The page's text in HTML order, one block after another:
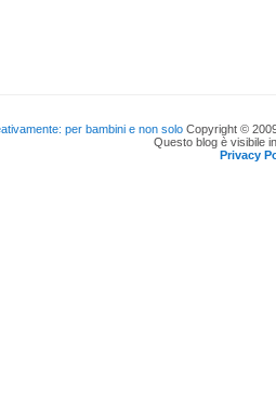
per bambini e non solo Copyright ©
Questo blog è visibile
Privacy